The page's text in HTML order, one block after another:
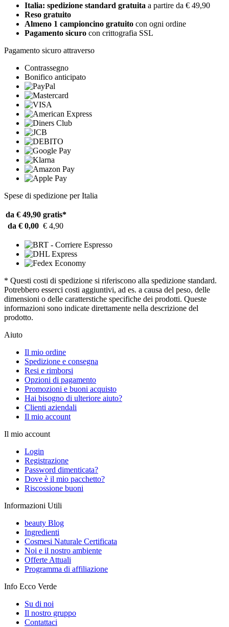
Italia: spedizione standard gratuita a partire da € 49,90
Reso gratuito
Almeno 1 campioncino gratuito con ogni ordine
Pagamento sicuro con crittografia SSL
Pagamento sicuro attraverso
Contrassegno
Bonifico anticipato
Spese di spedizione per Italia
da € 49,90 gratis*
da € 0,00 € 4,90
* Questi costi di spedizione si riferiscono alla spedizione standard.
Potrebbero esserci costi aggiuntivi, ad es. a causa del peso, delle
dimensioni o delle caratterstiche specifiche dei prodotti. Queste
informazioni sono indicate direttamente nella descrizione del
prodotto.
Aiuto
Il mio ordine
Spedizione e consegna
Resi e rimborsi
Opzioni di pagamento
Promozioni e buoni acquisto
Hai bisogno di ulteriore aiuto?
Clienti aziendali
Il mio account
Il mio account
Login
Registrazione
Password dimenticata?
Dove è il mio pacchetto?
Riscossione buoni
Informazioni Utili
beauty Blog
Ingredienti
Cosmesi Naturale Certificata
Noi e il nostro ambiente
Offerte Attuali
Programma di affiliazione
Info Ecco Verde
Su di noi
Il nostro gruppo
Contattaci